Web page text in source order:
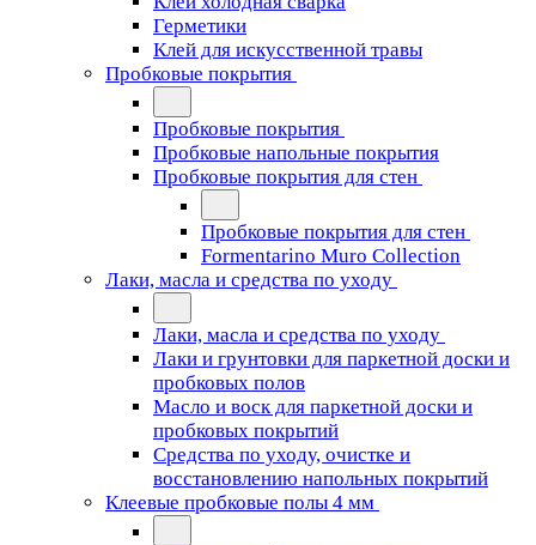
Герметики
Клей для искусственной травы
Пробковые покрытия
Пробковые покрытия
Пробковые напольные покрытия
Пробковые покрытия для стен
Пробковые покрытия для стен
Formentarino Muro Collection
Лаки, масла и средства по уходу
Лаки, масла и средства по уходу
Лаки и грунтовки для паркетной доски и
пробковых полов
Масло и воск для паркетной доски и
пробковых покрытий
Средства по уходу, очистке и
восстановлению напольных покрытий
Клеевые пробковые полы 4 мм